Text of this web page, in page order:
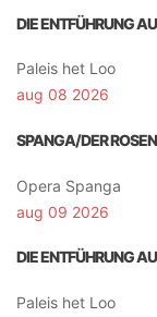
DIE ENTFÜHRUNG
Paleis het Loo
aug 08 2026
SPANGA/DER
Opera Spanga
aug 09 2026
DIE ENTFÜHRUNG
Paleis het Loo